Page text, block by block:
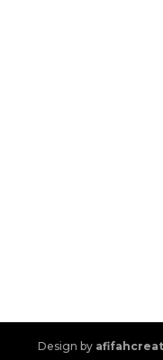
Design by